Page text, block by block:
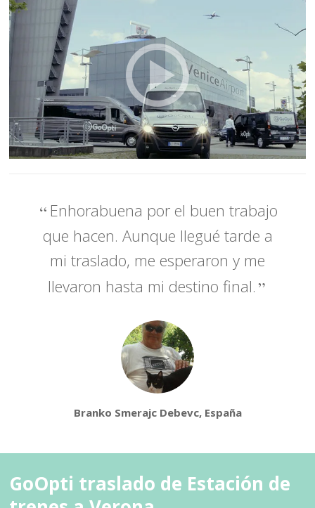
Enhorabuena por el buen trabajo
que hacen. Aunque llegué tarde a
mi traslado, me esperaron y me
llevaron hasta mi destino final.
Branko Smerajc Debevc, España
GoOpti traslado de Estación de